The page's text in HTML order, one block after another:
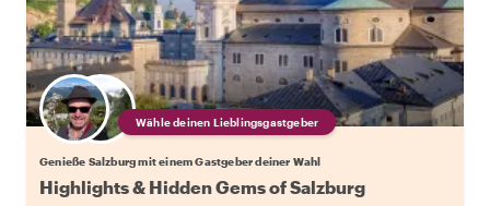
Wähle deinen Lieblingsgastgeber
Genieße Salzburg mit einem Gastgeber deiner Wahl
Highlights & Hidden Gems of Salzburg